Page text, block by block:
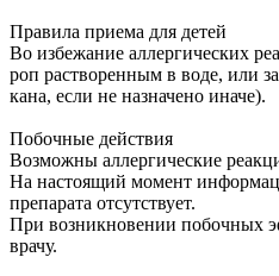
Пра­ви­ла при­е­ма для де­тей
Во из­бе­жа­ние ал­лер­ги­че­ских
роп рас­тво­рен­ным в во­де, или
ка­на, ес­ли не на­зна­че­но ина­че).
По­боч­ные действия
Воз­мож­ны ал­лер­ги­че­ские
На на­сто­я­щий мо­мент
пре­па­ра­та от­сут­ству­ет.
При воз­ник­но­ве­нии по­боч­ных
вра­чу.